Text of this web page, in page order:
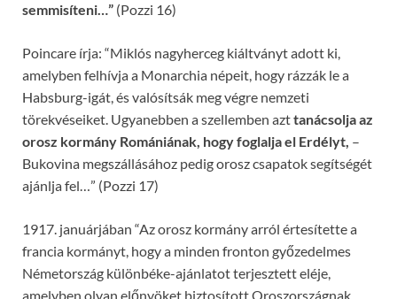
semmisíteni…” (Pozzi 16)
Poincare írja: “Miklós nagyherceg kiáltványt adott ki,
amelyben felhívja a Monarchia népeit, hogy rázzák le a
Habsburg-igát, és valósítsák meg végre nemzeti
törekvéseiket. Ugyanebben a szellemben azttanácsolja az
orosz kormány Romániának, hogy foglalja el Erdélyt, –
Bukovina megszállásához pedig orosz csapatok segítségét
ajánlja fel…” (Pozzi 17)
1917. januárjában “Az orosz kormány arról értesítette a
francia kormányt, hogy a minden fronton győzedelmes
Németország különbéke-ajánlatot terjesztett eléje,
amelyben olyan előnyöket biztosított Oroszországnak